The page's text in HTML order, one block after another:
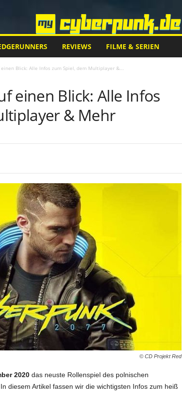
REVIEWS FILME & SERIEN
Blick: Alle Infos zum Spiel, dem Multiplayer &...
einen Blick: Alle Infos
& Mehr
© CD Projekt Red
2020das neuste Rollenspiel des polnischen
diesem Artikel fassen wir die wichtigsten Infos zum heiß